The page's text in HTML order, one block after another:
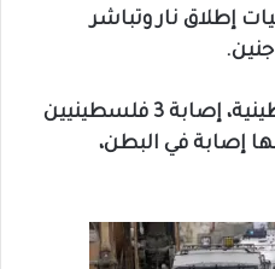
إطلاق نار وتباشر
وأعلنت وزارة الصحة الفلسطينية، إصابة 3 فلسطينيين
إصابة في البطن،